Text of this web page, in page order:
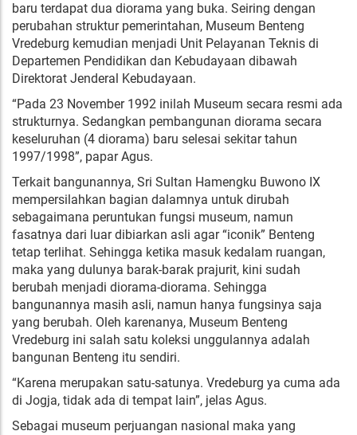
baru terdapat dua diorama yang buka. Seiring dengan
perubahan struktur pemerintahan, Museum Benteng
Vredeburg kemudian menjadi Unit Pelayanan Teknis di
Departemen Pendidikan dan Kebudayaan dibawah
Direktorat Jenderal Kebudayaan.
“Pada 23 November 1992 inilah Museum secara resmi ada
strukturnya. Sedangkan pembangunan diorama secara
keseluruhan (4 diorama) baru selesai sekitar tahun
1997/1998”, papar Agus.
Terkait bangunannya, Sri Sultan Hamengku Buwono IX
mempersilahkan bagian dalamnya untuk dirubah
sebagaimana peruntukan fungsi museum, namun
fasatnya dari luar dibiarkan asli agar “iconik” Benteng
tetap terlihat. Sehingga ketika masuk kedalam ruangan,
maka yang dulunya barak-barak prajurit, kini sudah
berubah menjadi diorama-diorama. Sehingga
bangunannya masih asli, namun hanya fungsinya saja
yang berubah. Oleh karenanya, Museum Benteng
Vredeburg ini salah satu koleksi unggulannya adalah
bangunan Benteng itu sendiri.
“Karena merupakan satu-satunya. Vredeburg ya cuma ada
di Jogja, tidak ada di tempat lain”, jelas Agus.
Sebagai museum perjuangan nasional maka yang